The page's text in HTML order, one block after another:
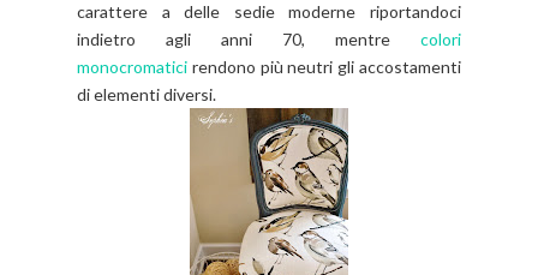
carattere a delle sedie moderne riportandoci
indietro agli anni 70, mentre colori
monocromatici rendono più neutri gli accostamenti
di elementi diversi.